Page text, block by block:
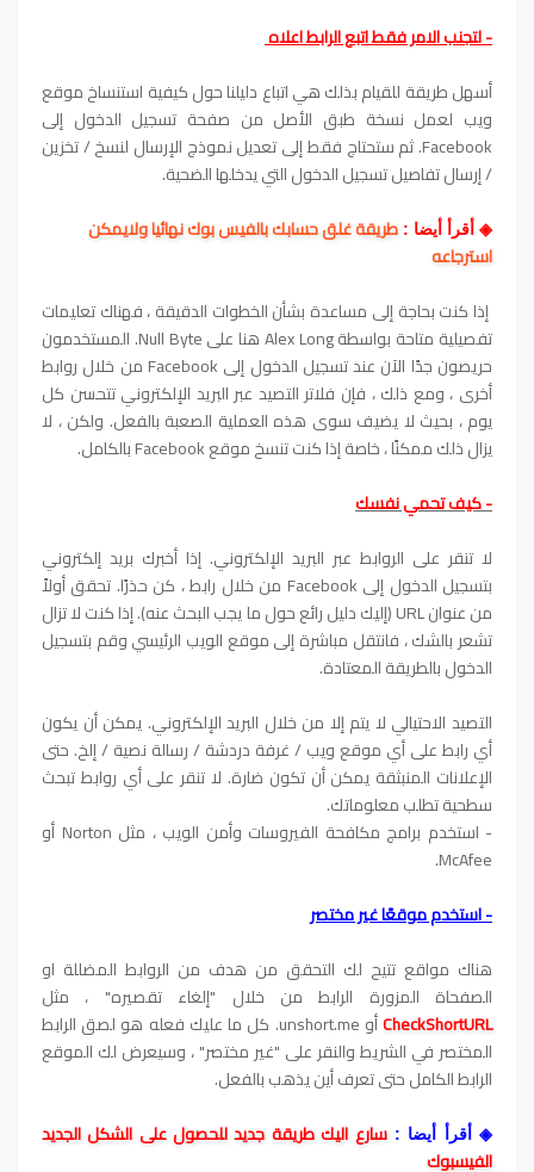
- لتجنب الامر فقط اتبع الرابط اعلاه
أسهل طريقة للقيام بذلك هي اتباع دليلنا حول كيفية استنساخ موقع
ويب لعمل نسخة طبق الأصل من صفحة تسجيل الدخول إلى
Facebook. ثم ستحتاج فقط إلى تعديل نموذج الإرسال لنسخ / تخزين
/ إرسال تفاصيل تسجيل الدخول التي يدخلها الضحية.
◈ أقرأ أيضا : طريقة غلق حسابك بالفيس بوك نهائيا ولايمكن
استرجاعه
إذا كنت بحاجة إلى مساعدة بشأن الخطوات الدقيقة ، فهناك تعليمات
تفصيلية متاحة بواسطة Alex Long هنا على Null Byte. المستخدمون
حريصون جدًا الآن عند تسجيل الدخول إلى Facebook من خلال روابط
أخرى ، ومع ذلك ، فإن فلاتر التصيد عبر البريد الإلكتروني تتحسن كل
يوم ، بحيث لا يضيف سوى هذه العملية الصعبة بالفعل. ولكن ، لا
يزال ذلك ممكنًا ، خاصة إذا كنت تنسخ موقع Facebook بالكامل.
- كيف تحمي نفسك
لا تنقر على الروابط عبر البريد الإلكتروني. إذا أخبرك بريد إلكتروني
بتسجيل الدخول إلى Facebook من خلال رابط ، كن حذرًا. تحقق أولاً
من عنوان URL (إليك دليل رائع حول ما يجب البحث عنه). إذا كنت لا تزال
تشعر بالشك ، فانتقل مباشرة إلى موقع الويب الرئيسي وقم بتسجيل
الدخول بالطريقة المعتادة.
التصيد الاحتيالي لا يتم إلا من خلال البريد الإلكتروني. يمكن أن يكون
أي رابط على أي موقع ويب / غرفة دردشة / رسالة نصية / إلخ. حتى
الإعلانات المنبثقة يمكن أن تكون ضارة. لا تنقر على أي روابط تبحث
سطحية تطلب معلوماتك.
- استخدم برامج مكافحة الفيروسات وأمن الويب ، مثل Norton أو
McAfee.
- استخدم موقعًا غير مختصر
هناك مواقع تتيح لك التحقق من هدف من الروابط المضللة او
الصفحاة المزورة الرابط من خلال "إلغاء تقصيره" ، مثل
CheckShortURL
أو unshort.me. كل ما عليك فعله هو لصق الرابط
المختصر في الشريط والنقر على "غير مختصر" ، وسيعرض لك الموقع
الرابط الكامل حتى تعرف أين يذهب بالفعل.
◈أقرأ أيضا : سارع اليك طريقة جديد للحصول على الشكل الجديد
الفيسبوك